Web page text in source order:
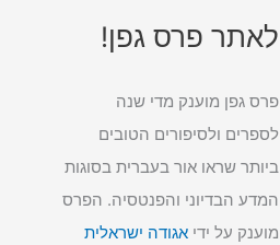
לאתר פרס גפן!
פרס גפן מוענק מדי שנה
לספרים ולסיפורים הטובים
ביותר שראו אור בעברית בסוגות
המדע הבדיוני והפנטסיה. הפרס
מוענק על ידי אגודה ישראלית